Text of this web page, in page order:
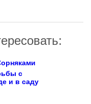
с
и в саду